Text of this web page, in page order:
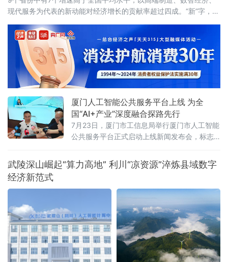
现代服务为代表的新动能对经济增长的贡献率超过四成。“新”字，成
全国从经济总量看，多
厦门人工智能公共服务平台上线 为全
国“AI+产业”深度融合探路先行
7月23日，厦门市工信息局举行厦门市人工智能
公共服务平台正式启动上线新闻发布会，标志
模式，为千行百业安装上“AI引擎”，助力全市数
字经济迈向高质量发展新阶段。打造一体化人
云”为基础，集技术赋能、资源整合、产业驱动
于一体，提供行业报告定制、AI全能力超市、场
景供需匹配、AI投融资、具身智
武陵深山崛起“算力高地” 利川“凉资源”淬炼县域数字
经济新范式